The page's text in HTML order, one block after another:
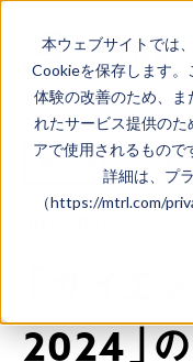
本ウェブサイトでは
Cookieを保存します。
体験の改善のため、ま
れたサービス提供のた
アで使用されるもの
詳細は、プ
（https://mtrl.com/
News&Topics
「サイ
2024」